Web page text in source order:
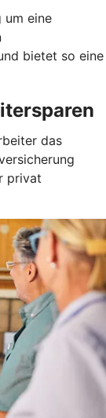
um eine
bietet so eine
das
privat